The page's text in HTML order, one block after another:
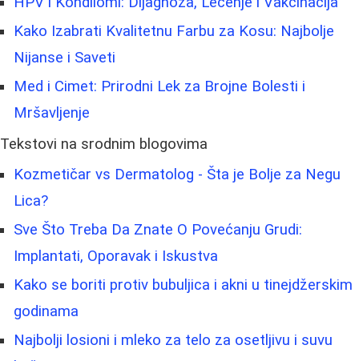
Kako Izabrati Kvalitetnu Farbu za Kosu: Najbolje
Nijanse i Saveti
Med i Cimet: Prirodni Lek za Brojne Bolesti i
Mršavljenje
Tekstovi na srodnim blogovima
Kozmetičar vs Dermatolog - Šta je Bolje za Negu
Lica?
Sve Što Treba Da Znate O Povećanju Grudi:
Implantati, Oporavak i Iskustva
Kako se boriti protiv bubuljica i akni u tinejdžerskim
godinama
Najbolji losioni i mleko za telo za osetljivu i suvu